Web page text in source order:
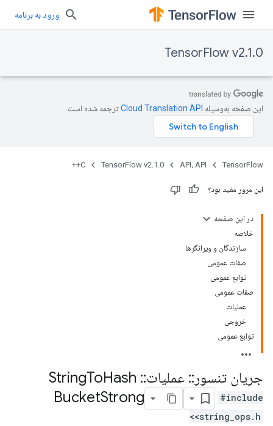
ورود به برنامه
TensorFlow v2.1.0
این صفحه به‌وسیله ترجمه شده است.
TensorFlow API، API TensorFlow v2.1.0
C++
این مرور مفید بود؟
در این صفحه
خلاصه
سازندگان و ویرانگرها
صفات عمومی
توابع عمومی
صفات عمومی
عملیات
خروجی
توابع عمومی
جریان تنسور :: عملیات::
ToHash
BucketStrong
#include
<string_ops.h>